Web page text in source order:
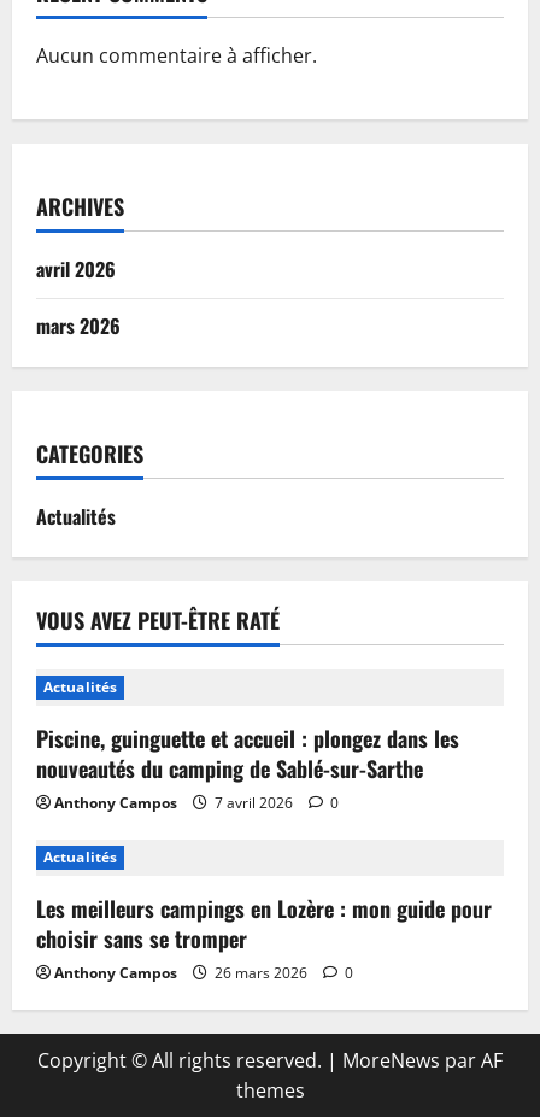
Aucun commentaire à afficher.
ARCHIVES
avril 2026
mars 2026
CATEGORIES
Actualités
VOUS AVEZ PEUT-ÊTRE RATÉ
Actualités
Piscine, guinguette et accueil : plongez dans les
nouveautés du camping de Sablé-sur-Sarthe
Anthony Campos 7 avril 2026 0
Actualités
Les meilleurs campings en Lozère : mon guide pour
choisir sans se tromper
Anthony Campos 26 mars 2026 0
Copyright © All rights reserved. | MoreNews par AF
themes